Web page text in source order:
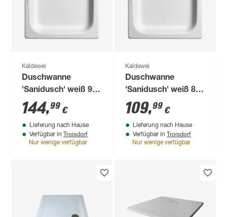
Kaldewei
Duschwanne
'Sanidusch' weiß 90
x 90 x 14 cm
144,99 €
Lieferung nach Hause
Verfügbar in Troisdorf
Nur wenige verfügbar
Kaldewei
Duschwanne
'Sanidusch' weiß 80
x 80 x 14 cm
109,99 €
Lieferung nach Hause
Verfügbar in Troisdorf
Nur wenige verfügbar